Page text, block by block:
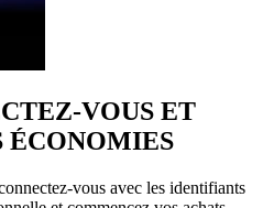
VOUS ET
ÉCONOMIES
vous avec les identifiants